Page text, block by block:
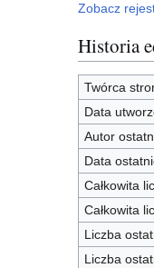
Zobacz
Historia
Twórca
Data
Autor
Data
Całkowita
Całkowita
Liczba
Liczba